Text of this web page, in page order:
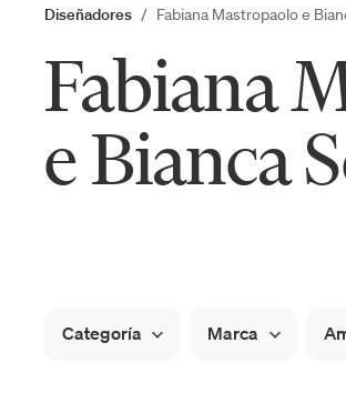
Diseñadores Fabiana Mastropaolo e
Fabiana
e Bianca
Categoría Marca